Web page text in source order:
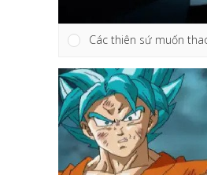
Các thiên sứ muốn